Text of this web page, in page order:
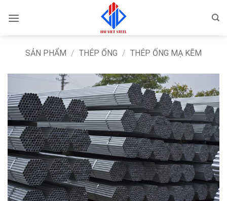
qua
SẢN PHẨM / THÉP ỐNG / THÉP ỐNG MẠ KẼM